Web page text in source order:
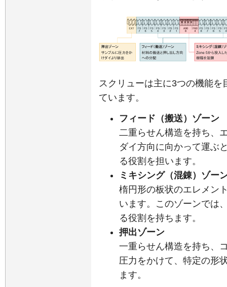
スクリューは主に3つの機能
ています。
フィード（搬送）ゾーン
二重らせん構造を持ち、
ダイ方向に向かって運ぶ
る役割を担います。
ミキシング（混錬）ゾー
楕円形の板状のエレメン
います。このゾーンでは
る役割を持ちます。
押出ゾーン
一重らせん構造を持ち、
圧力をかけて、特定の形
ます。